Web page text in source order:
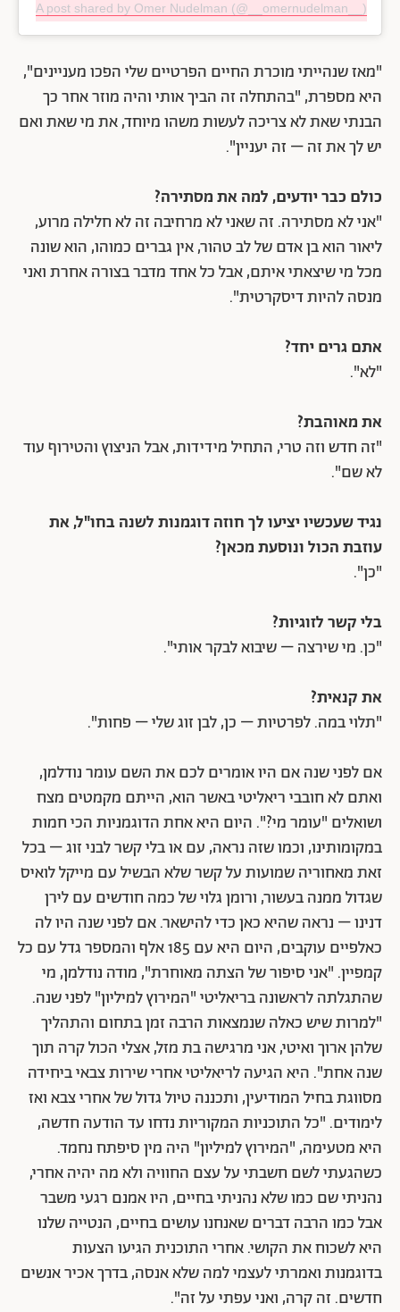
A post shared by Omer Nudelman (@__omernudelman__)
"מאז שנהייתי מוכרת החיים הפרטיים שלי הפכו מעניינים",
היא מספרת, "בהתחלה זה הביך אותי והיה מוזר אחר כך
הבנתי שאת לא צריכה לעשות משהו מיוחד, את מי שאת ואם
יש לך את זה – זה יעניין".
כולם כבר יודעים, למה את מסתירה?
"אני לא מסתירה. זה שאני לא מרחיבה זה לא חלילה מרוע,
ליאור הוא בן אדם של לב טהור, אין גברים כמוהו, הוא שונה
מכל מי שיצאתי איתם, אבל כל אחד מדבר בצורה אחרת ואני
מנסה להיות דיסקרטית".
אתם גרים יחד?
"לא".
את מאוהבת?
"זה חדש וזה טרי, התחיל מידידות, אבל הניצוץ והטירוף עוד
לא שם".
נגיד שעכשיו יציעו לך חוזה דוגמנות לשנה בחו"ל, את
עוזבת הכול ונוסעת מכאן?
"כן".
בלי קשר לזוגיות?
"כן. מי שירצה – שיבוא לבקר אותי".
את קנאית?
"תלוי במה. לפרטיות – כן, לבן זוג שלי – פחות".
אם לפני שנה אם היו אומרים לכם את השם עומר נודלמן,
ואתם לא חובבי ריאליטי באשר הוא, הייתם מקמטים מצח
ושואלים "עומר מי?". היום היא אחת הדוגמניות הכי חמות
במקומותינו, וכמו שזה נראה, עם או בלי קשר לבני זוג – בכל
זאת מאחוריה שמועות על קשר שלא הבשיל עם מייקל לואיס
שגדול ממנה בעשור, ורומן גלוי של כמה חודשים עם לירן
דנינו – נראה שהיא כאן כדי להישאר. אם לפני שנה היו לה
כאלפיים עוקבים, היום היא עם 185 אלף והמספר גדל עם כל
קמפיין. "אני סיפור של הצתה מאוחרת", מודה נודלמן, מי
שהתגלתה לראשונה בריאליטי "המירוץ למיליון" לפני שנה.
"למרות שיש כאלה שנמצאות הרבה זמן בתחום והתהליך
שלהן ארוך ואיטי, אני מרגישה בת מזל, אצלי הכול קרה תוך
שנה אחת". היא הגיעה לריאליטי אחרי שירות צבאי ביחידה
מסווגת בחיל המודיעין, ותכננה טיול גדול של אחרי צבא ואז
לימודים. "כל התוכניות המקוריות נדחו עד הודעה חדשה,
היא מטעימה, "המירוץ למיליון" היה מין סיפתח נחמד.
כשהגעתי לשם חשבתי על עצם החוויה ולא מה יהיה אחרי,
נהניתי שם כמו שלא נהניתי בחיים, היו אמנם רגעי משבר
אבל כמו הרבה דברים שאנחנו עושים בחיים, הנטייה שלנו
היא לשכוח את הקושי. אחרי התוכנית הגיעו הצעות
בדוגמנות ואמרתי לעצמי למה שלא אנסה, בדרך אכיר אנשים
חדשים. זה קרה, ואני עפתי על זה".